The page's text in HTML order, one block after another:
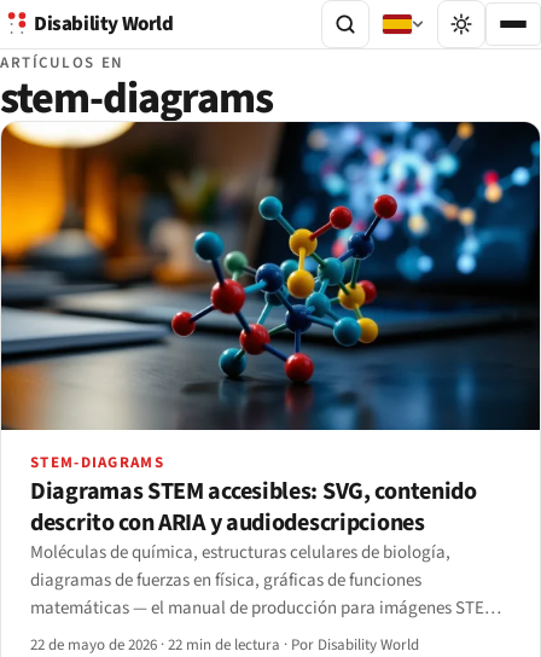
Disability World
ARTÍCULOS EN
stem-diagrams
STEM-DIAGRAMS
Diagramas STEM accesibles: SVG, contenido
descrito con ARIA y audiodescripciones
Moléculas de química, estructuras celulares de biología,
diagramas de fuerzas en física, gráficas de funciones
matemáticas — el manual de producción para imágenes STEM
que los lectores de pantalla, el braille dinámico y los canales de
22 de mayo de 2026 ·22 min de lectura · Por Disability World